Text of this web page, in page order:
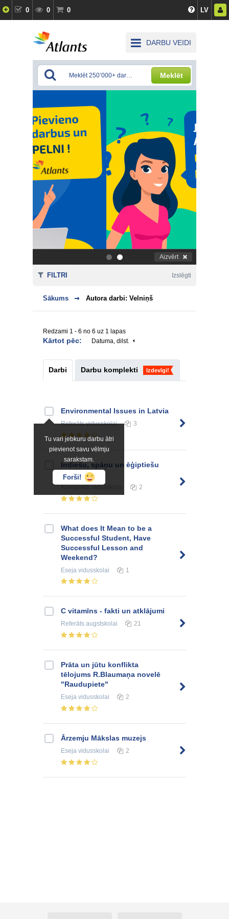
0 0 0 LV
DARBU VEIDI
Meklēt
. Aizvērt
Sākums Autora darbi: Velniņš
Redzami 1 - 6 no 6 uz 1 lapas
Kārtot pēc: Datuma, dilst.
Darbi Darbu komplekti Izdevīgi!
Tu vari jebkuru darbu ātri
pievienot savu vēlmju
sarakstam.
Forši!
Environmental Issues in Latvia
Referātsvidusskolai 3
Indiešu, spāņu un ēģiptiešu
dejas
Konspektsvidusskolai 2
What does It Mean to be a
Successful Student, Have
Successful Lesson and
Weekend?
Eseja vidusskolai 1
C vitamīns - fakti un atklājumi
Referāts augstskolai 21
Prāta un jūtu konflikta
tēlojums R.Blaumaņa novelē
"Raudupiete"
Eseja vidusskolai 2
Ārzemju Mākslas muzejs
Eseja vidusskolai 2
FILTRI Izslēgti